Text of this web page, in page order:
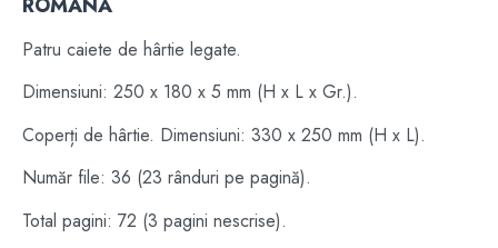
Patru caiete de hârtie legate.
Dimensiuni: 250 x 180 x 5 mm (H x L x Gr.).
Coperți de hârtie. Dimensiuni: 330 x 250 mm (H x L).
Număr file: 36 (23 rânduri pe pagină).
Total pagini: 72 (3 pagini nescrise).